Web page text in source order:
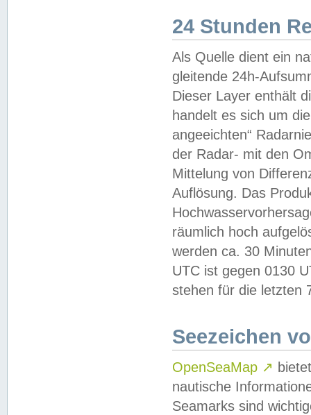
24 Stunden
Als Quelle dient ein
gleitende 24h-
Dieser Layer enthält
handelt es sich um
angeeichten“
der Radar- mit den
Mittelung von
Auflösung. Das
räumlich hoch
werden ca. 30
UTC ist gegen 0130
stehen für die letzten
Seezeichen
OpenSeaMap ↗
nautische
Seamarks sind